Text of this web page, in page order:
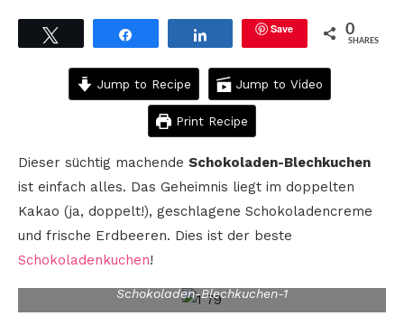
Save 0
SHARES
Jump to Recipe Jump to Video
Print Recipe
Dieser süchtig machende Schokoladen-Blechkuchen
ist einfach alles. Das Geheimnis liegt im doppelten
Kakao (ja, doppelt!), geschlagene Schokoladencreme
und frische Erdbeeren. Dies ist der beste
Schokoladenkuchen!
Schokoladen-Blechkuchen-1